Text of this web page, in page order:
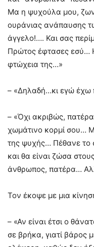
Μα η ψυχούλα μου,
ουράνιας ανάπαυσης
άγγελο!…. Και σας
Πρώτος έφτασες εσύ…
φτώχεια της…»
– «Δηλαδή…κι εγώ έχω
– «Όχι ακριβώς,
χωμάτινο κορμί σου…
της ψυχής… Πέθανε το
και θα είναι ζώσα
άνθρωπος, πατέρα…
Τον έκοψε με μια
– «Αν είναι έτσι ο
σε βρήκα, γιατί βάρος